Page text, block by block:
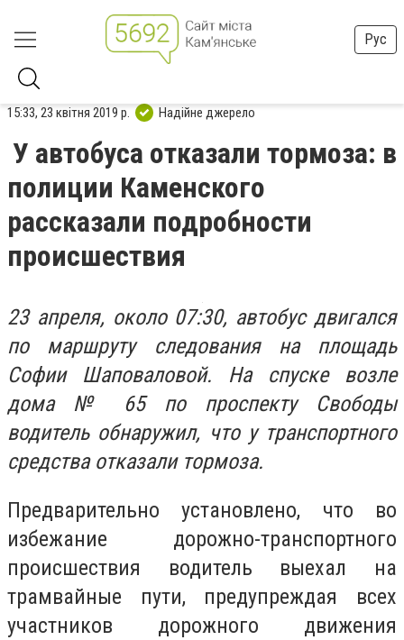
Рус
15:33, 23 квітня 2019 р. Надійне джерело
У автобуса отказали тормоза: в
полиции Каменского
рассказали подробности
происшествия
23 апреля, около 07:30, автобус двигался
по маршруту следования на площадь
Софии Шаповаловой. На спуске возле
дома № 65 по проспекту Свободы
водитель обнаружил, что у транспортного
средства отказали тормоза.
Предварительно установлено, что во
избежание дорожно-транспортного
происшествия водитель выехал на
трамвайные пути, предупреждая всех
участников дорожного движения